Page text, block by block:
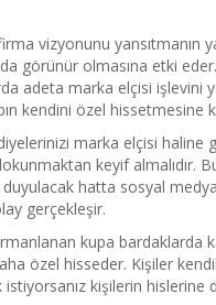
vizyonunu yansıtmanın
görünür olmasına etki
adeta marka elçisi işlevini
kendini özel hissetmesine
marka elçisi
keyif almalıdır.
hatta sosyal
gerçekleşir.
kupa bardaklarda
özel hisseder. Kişiler
kişilerin hislerine